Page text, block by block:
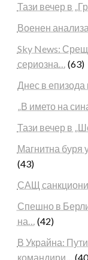
Тази вечер в
Военен
Sky News:
сериозна… (63)
Днес в
„В името на
Тази вечер в
Магнитна буря
(43)
САЩ
Спешно в
на… (42)
В Украйна:
командири…